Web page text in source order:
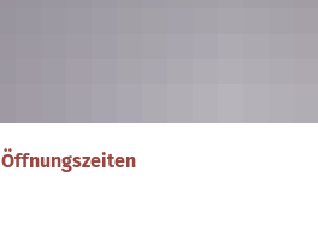
Öffnungszeiten